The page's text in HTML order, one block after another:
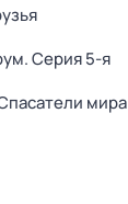
. Серия 5-я
мира